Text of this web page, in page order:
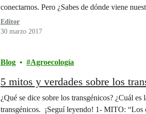
conectarnos. Pero ¿Sabes de dónde viene
Editor
30 marzo 2017
Blog Agroecología
5 mitos y verdades sobre los
¿Qué se dice sobre los transgénicos? ¿Cuál
transgénicos. ¡Seguí leyendo! 1- MITO: